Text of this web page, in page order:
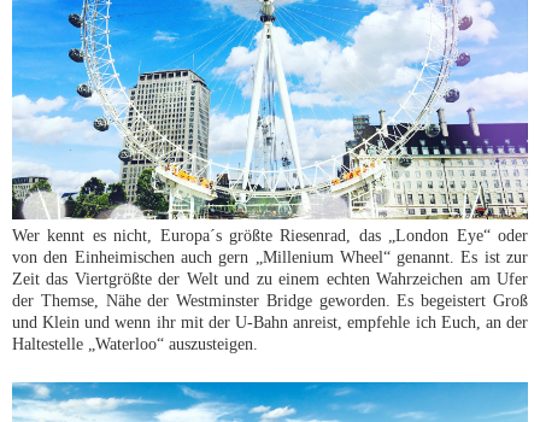
Wer kennt es nicht, Europa´s größte Riesenrad, das „London Eye“ oder
von den Einheimischen auch gern „Millenium Wheel“ genannt. Es ist zur
Zeit das Viertgrößte der Welt und zu einem echten Wahrzeichen am Ufer
der Themse, Nähe der Westminster Bridge geworden. Es begeistert Groß
und Klein und wenn ihr mit der U-Bahn anreist, empfehle ich Euch, an der
Haltestelle „Waterloo“ auszusteigen.